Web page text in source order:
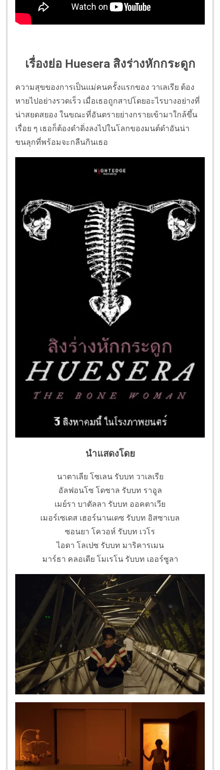
เรื่องย่อ Huesera สิงร่างหักกระดูก
ความสุขของการเป็นแม่คนครั้งแรกของ วาเลเรีย ต้อง
หายไปอย่างรวดเร็ว เมื่อเธอถูกสาปโดยอะไรบางอย่างที่
น่าสยดสยอง ในขณะที่อันตรายย่างกรายเข้ามาใกล้ขึ้น
เรื่อย ๆ เธอก็ต้องดำดิ่งลงไปในโลกของมนต์ดำอันน่า
ขนลุกที่พร้อมจะกลืนกินเธอ
นำแสดงโดย
นาตาเลีย โซเลน รับบท วาเลเรีย
อัลฟอนโซ โดซาล รับบท ราอูล
เมย์รา บาตัลลา รับบท ออคตาเวีย
เมอร์เซเดส เฮอร์นานเดซ รับบท อิสซาเบล
ซอนยา โควอห์ รับบท เวโร
ไอดา โลเปซ รับบท มาริคารเมน
มาร์ธา คลอเดีย โมเรโน รับบท เออร์ซูลา